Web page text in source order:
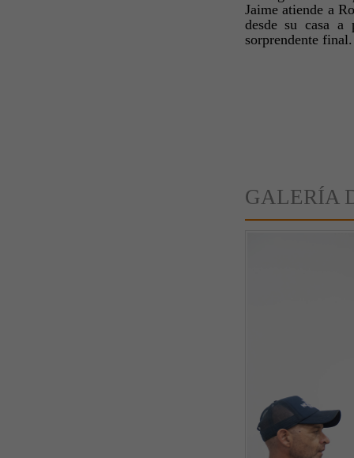
Jaime atiende a
desde su casa
sorprendente final.
GALERÍA